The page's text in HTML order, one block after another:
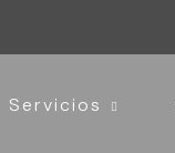
Servicios